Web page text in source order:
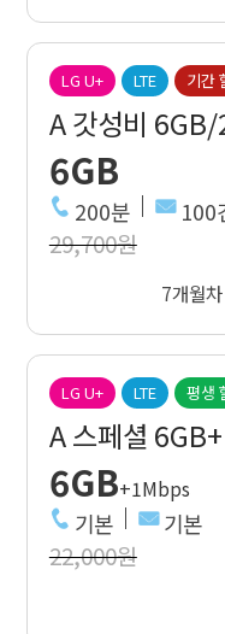
LG U+ LTE 기간
A 갓성비
6GB
200분 100
29,700원
7개월
LG U+ LTE 평생
A 스페셜 6GB+
6GB+1Mbps
기본 기본
22,000원